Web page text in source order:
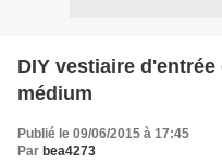
DIY vestiaire
médium
Publié le 09/06/2015 à 17:45
Par bea4273